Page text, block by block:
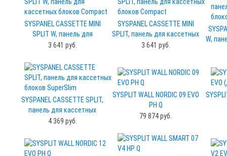
SYSPANEL CASSETTE MINI
SPLIT W, панель для
кассетных блоков Compact
3 641 руб.
SYSPANEL CASSETTE MINI
SPLIT, панель для кассетных
блоков Compact
3 641 руб.
W,
SYSPANEL CASSETTE SPLIT,
панель для кассетных
блоков SuperSlim
4 369 руб.
SYSPLIT WALL NORDIC 09 EVO
PH Q
79 874 руб.